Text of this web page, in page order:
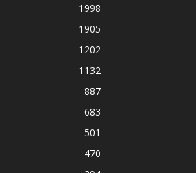
1998
1905
1202
1132
887
683
501
470